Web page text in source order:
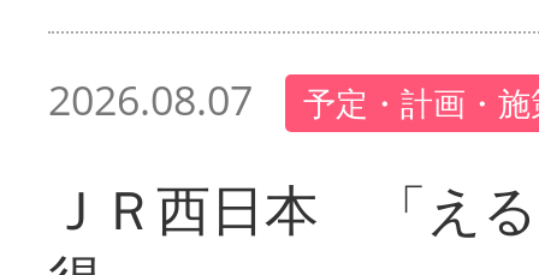
2026.08.07 予定・計画・
ＪＲ西日本 「え